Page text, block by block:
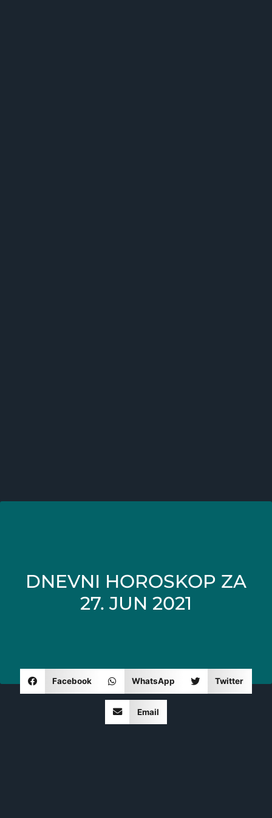
DNEVNI HOROSKOP ZA
27. JUN 2021
Facebook WhatsApp Twitter
Email